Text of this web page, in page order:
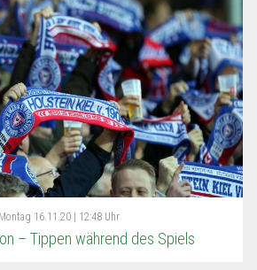
Montag 16.11.20 | 12:48 Uhr
– Tippen während des Spiels